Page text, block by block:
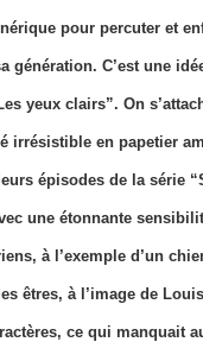
pour percuter et
génération. C’est une
yeux clairs”. On
irrésistible en papetier
épisodes de la série
une étonnante
à l’exemple d’un
êtres, à l’image de
ce qui manquait